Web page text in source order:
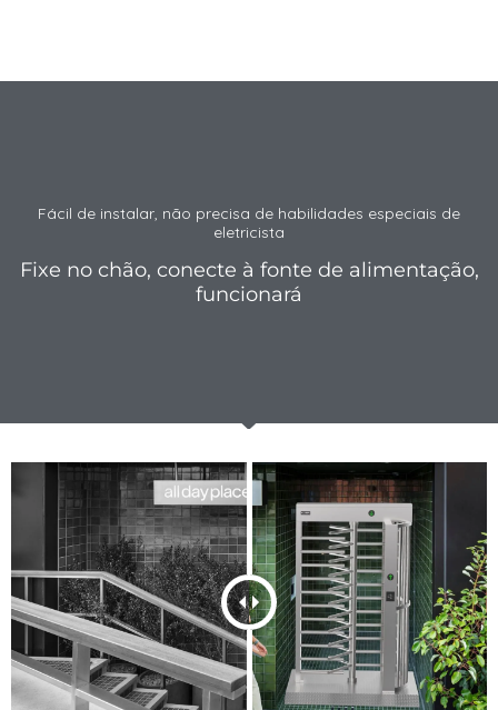
Fácil de instalar, não precisa de habilidades especiais de
eletricista
Fixe no chão, conecte à fonte de alimentação,
funcionará